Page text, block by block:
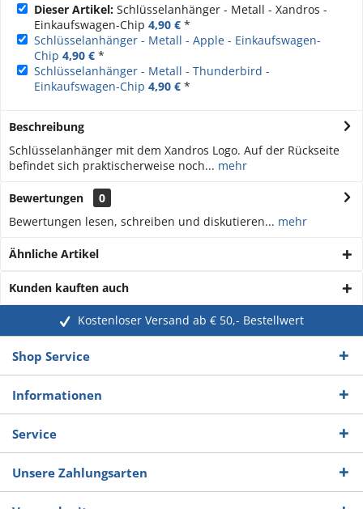
Dieser Artikel: Schlüsselanhänger - Metall - Xandros -
Einkaufswagen-Chip 4,90 € *
Schlüsselanhänger - Metall - Apple - Einkaufswagen-
Chip 4,90 € *
Schlüsselanhänger - Metall - Thunderbird -
Einkaufswagen-Chip 4,90 € *
Beschreibung
Schlüsselanhänger mit dem Xandros Logo. Auf der Rückseite
befindet sich praktischerweise noch... mehr
Bewertungen
0
Bewertungen lesen, schreiben und diskutieren... mehr
Ähnliche Artikel
Kunden kauften auch
Kostenloser Versand ab € 50,- Bestellwert
Shop Service
Informationen
Service
Unsere Zahlungsarten